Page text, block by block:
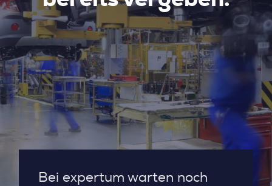
Bei expertum warten noch